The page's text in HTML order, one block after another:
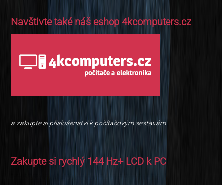
Navštivte také náš eshop 4kcomputers.cz
a zakupte si příslušenství k počítačovým sestavám
Zakupte si rychlý 144 Hz+ LCD k PC